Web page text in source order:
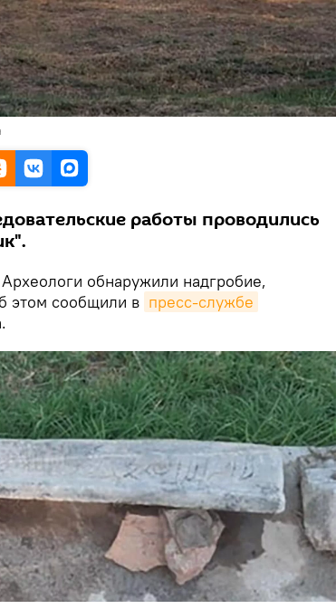
работы проводились
Археологи обнаружили надгробие,
этом сообщили в пресс-службе